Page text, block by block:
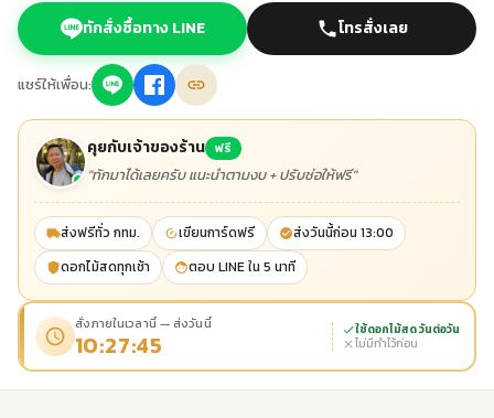
ทักสั่งซื้อทาง LINE โทรสั่งเลย
แชร์ให้เพื่อน:
คุยกับเจ้าของร้าน ฟรี
"ทักมาได้เลยครับ แนะนำตามงบ + ปรับช่อให้ฟรี"
ส่งฟรีทั่ว กทม. เขียนการ์ดฟรี
ส่งวันนี้ก่อน 13:00
ดอกไม้สดทุกเช้า
ตอบ LINE ใน 5 นาที
สั่งภายในเวลานี้ — ส่งวันนี้
10:27:45
ใช้ดอกไม้สด วันต่อวัน
ไม่มีทำไว้ก่อน